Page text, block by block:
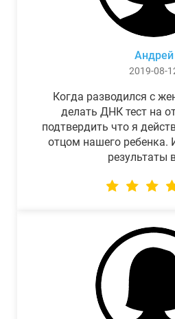
Андрей
2019-08-
Когда разводился с
делать ДНК тест на
подтвердить что я
отцом нашего ребенка.
результаты